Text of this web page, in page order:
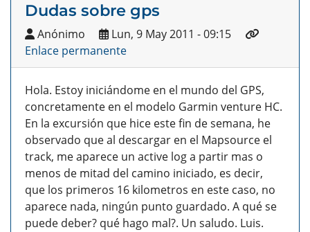
Dudas sobre gps
Anónimo
Lun, 9 May 2011 - 09:15
Enlace permanente
Hola. Estoy iniciándome en el mundo del GPS,
concretamente en el modelo Garmin venture HC.
En la excursión que hice este fin de semana, he
observado que al descargar en el Mapsource el
track, me aparece un active log a partir mas o
menos de mitad del camino iniciado, es decir,
que los primeros 16 kilometros en este caso, no
aparece nada, ningún punto guardado. A qué se
puede deber? qué hago mal?. Un saludo. Luis.